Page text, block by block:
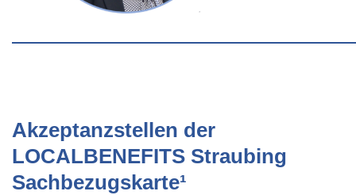
Akzeptanzstellen der
LOCALBENEFITS Straubing
Sachbezugskarte¹